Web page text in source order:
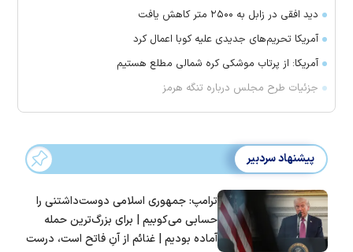
دید افقی در زابل به ۲۵۰۰ متر کاهش یافت
آمریکا تحریم‌های جدیدی علیه کوبا اعمال کرد
آمریکا: از پرتاب موشکی کره شمالی مطلع هستیم
جزئیات طرح مجلس درباره تنگه هرمز
پیشنهاد سردبیر
ترامپ: جمهوری اسلامی دوست‌داشتنی را
حسابی می‌کوبیم | برای بزرگ‌ترین حمله
آماده بودیم | غنائم از آنِ فاتح است، درست